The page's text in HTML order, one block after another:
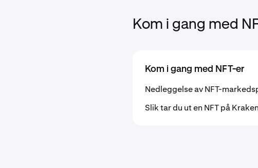
Kom i gang med
Kom i gang med NFT-er
Nedleggelse av NFT-
Slik tar du ut en NFT på Kraken